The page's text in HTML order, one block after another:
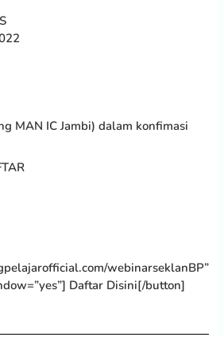
MAN IC Jambi) dalam konfimasi
webinarseklanBP”
Daftar Disini[/button]